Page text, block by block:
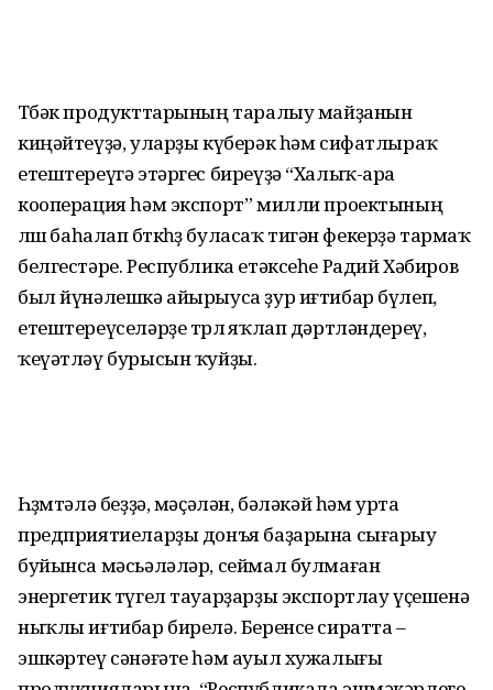
Төбәк продукттарының таралыу майҙанын
киңәйтеүҙә, уларҙы күберәк һәм сифатлыраҡ
етештереүгә этәргес биреүҙә “Халыҡ-ара
кооперация һәм экспорт” милли проектының
өлөшө баһалап бөткөһөҙ буласаҡ тигән фекерҙә тармаҡ
белгестәре. Республика етәксеһе Радий Хәбиров
был йүнәлешкә айырыуса ҙур иғтибар бүлеп,
етештереүселәрҙе төрлө яҡлап дәртләндереү,
ҡеүәтләү бурысын ҡуйҙы.
Һөҙөмтәлә беҙҙә, мәҫәлән, бәләкәй һәм урта
предприятиеларҙы донъя баҙарына сығарыу
буйынса мәсьәләләр, сеймал булмаған
энергетик түгел тауарҙарҙы экспортлау үҫешенә
ныҡлы иғтибар бирелә. Беренсе сиратта –
эшкәртеү сәнәғәте һәм ауыл хужалығы